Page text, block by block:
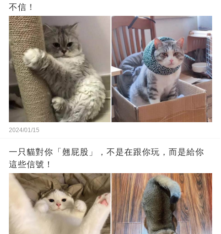
不信！
2024/01/15
一只貓對你「翹屁股」，不是在跟你玩，而是給你
這些信號！